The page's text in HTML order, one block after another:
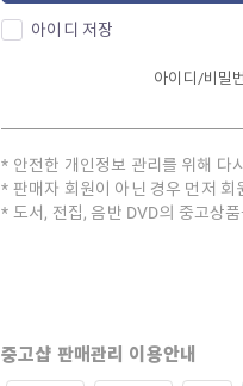
아이디 저장
아이디/비밀
안전한 개인정보 관리를 위해 다
판매자 회원이 아닌 경우 먼저 회
도서, 전집, 음반 DVD의 중고상
중고샵 판매관리 이용안내